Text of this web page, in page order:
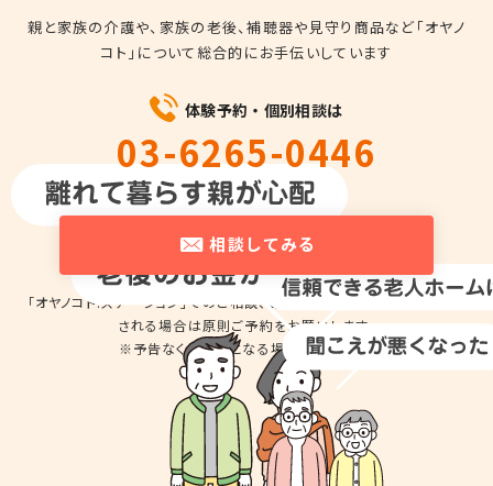
親と家族の介護や、家族の老後、補聴器や見守り商品など「オヤノ
コト」について総合的にお手伝いしています
体験予約・個別相談は
03-6265-0446
平日10時～18時
相談してみる
「オヤノコト.ステーション」でのご相談、商品のお試しのため来店を希望
される場合は原則ご予約をお願いします。
※予告なくお休みとなる場合があります。